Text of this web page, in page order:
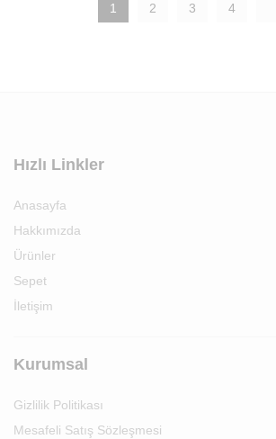
1 2 3 4
Hızlı Linkler
Anasayfa
Hakkımızda
Ürünler
Sepet
İletişim
Kurumsal
Gizlilik Politikası
Mesafeli Satış Sözleşmesi